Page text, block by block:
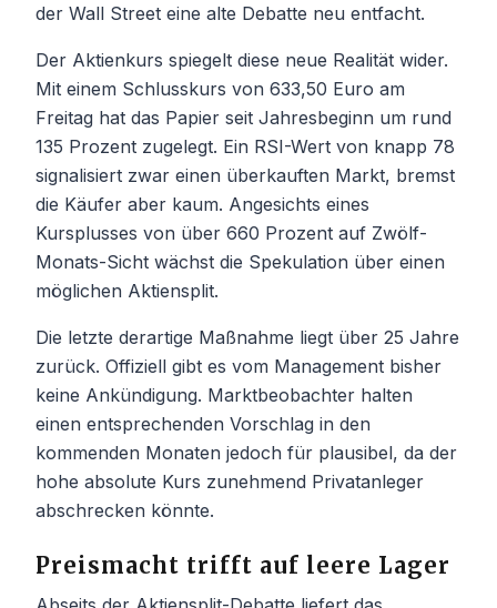
der Wall Street eine alte Debatte neu entfacht.
Der Aktienkurs spiegelt diese neue Realität wider.
Mit einem Schlusskurs von 633,50 Euro am
Freitag hat das Papier seit Jahresbeginn um rund
135 Prozent zugelegt. Ein RSI-Wert von knapp 78
signalisiert zwar einen überkauften Markt, bremst
die Käufer aber kaum. Angesichts eines
Kursplusses von über 660 Prozent auf Zwölf-
Monats-Sicht wächst die Spekulation über einen
möglichen Aktiensplit.
Die letzte derartige Maßnahme liegt über 25 Jahre
zurück. Offiziell gibt es vom Management bisher
keine Ankündigung. Marktbeobachter halten
einen entsprechenden Vorschlag in den
kommenden Monaten jedoch für plausibel, da der
hohe absolute Kurs zunehmend Privatanleger
abschrecken könnte.
Preismacht trifft auf leere Lager